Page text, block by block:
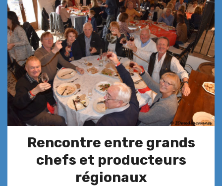
Rencontre entre grands
chefs et producteurs
régionaux